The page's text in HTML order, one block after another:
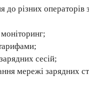
до різних операторів
сесій;
мережі зарядних